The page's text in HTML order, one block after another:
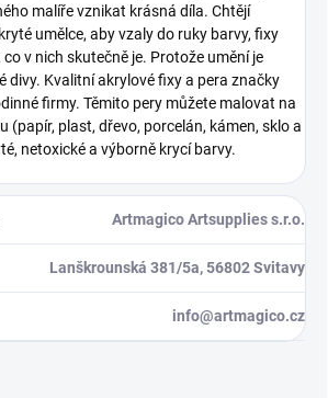
malíře vznikat krásná díla. Chtějí
umělce, aby vzaly do ruky barvy, fixy
v nich skutečně je. Protože umění je
divy. Kvalitní akrylové fixy a pera značky
firmy. Těmito pery můžete malovat na
(papír, plast, dřevo, porcelán, kámen, sklo a
netoxické a výborně krycí barvy.
Artmagico Artsupplies s.r.o.
Lanškrounská 381/5a, 56802 Svitavy
info@artmagico.cz